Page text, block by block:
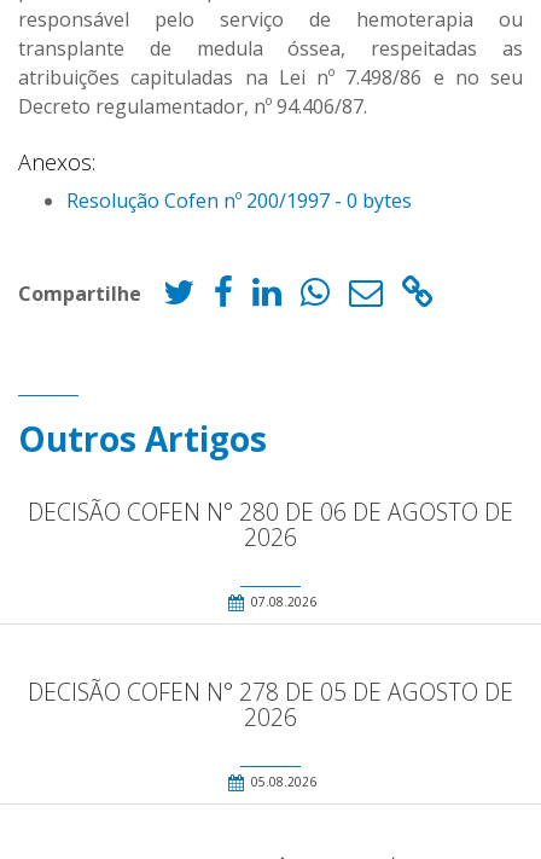
responsável pelo serviço de hemoterapia ou
transplante de medula óssea, respeitadas as
atribuições capituladas na Lei nº 7.498/86 e no seu
Decreto regulamentador, nº 94.406/87.
Anexos:
Resolução Cofen nº 200/1997 - 0 bytes
Compartilhe
Outros Artigos
DECISÃO COFEN N° 280 DE 06 DE AGOSTO DE
2026
07.08.2026
DECISÃO COFEN N° 278 DE 05 DE AGOSTO DE
2026
05.08.2026